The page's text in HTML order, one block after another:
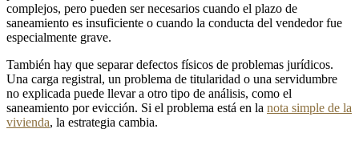
complejos, pero pueden ser necesarios cuando el plazo de
saneamiento es insuficiente o cuando la conducta del vendedor fue
especialmente grave.
También hay que separar defectos físicos de problemas jurídicos.
Una carga registral, un problema de titularidad o una servidumbre
no explicada puede llevar a otro tipo de análisis, como el
saneamiento por evicción. Si el problema está en la nota simple de la
vivienda, la estrategia cambia.